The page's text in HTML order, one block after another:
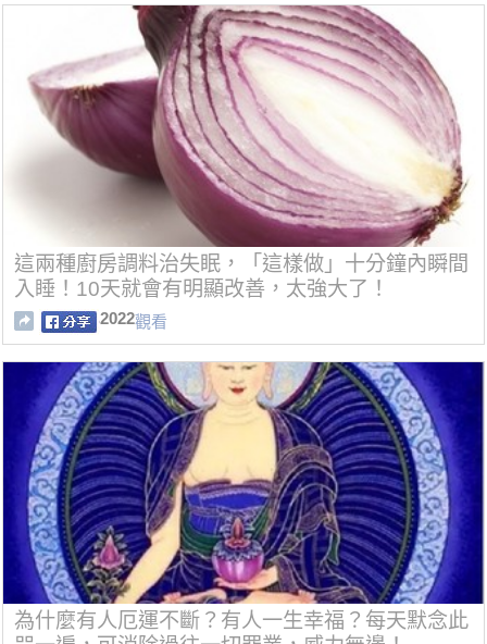
這兩種廚房調料治失眠，「這樣做」十分鐘內瞬間
入睡！10天就會有明顯改善，太強大了！
2022觀看
為什麼有人厄運不斷？有人一生幸福？每天默念此